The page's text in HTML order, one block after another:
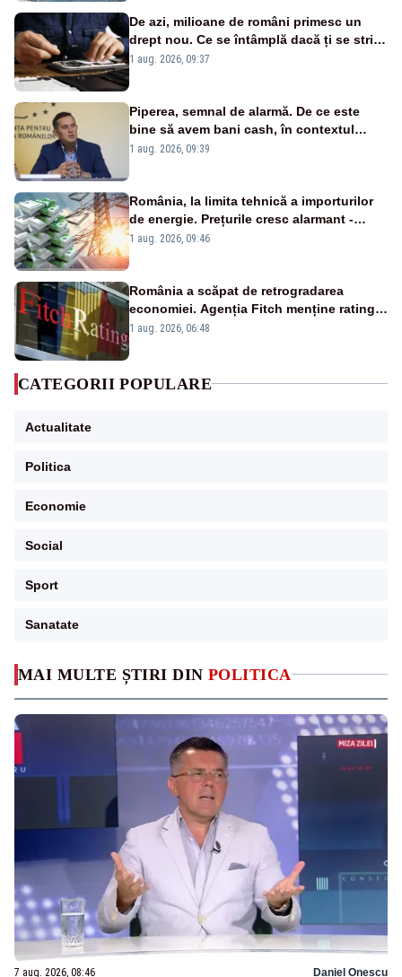
MAI MULTE ȘTIRI DIN POLITICA
7 aug. 2026, 08:46 Daniel Onescu
De azi, milioane de români primesc un
drept nou. Ce se întâmplă dacă ți se strică
un produs
1 aug. 2026, 09:37
Piperea, semnal de alarmă. De ce este
bine să avem bani cash, în contextul
alertei energetice?
1 aug. 2026, 09:39
România, la limita tehnică a importurilor
de energie. Prețurile cresc alarmant -
Analiză Realitatea Plus
1 aug. 2026, 09:46
România a scăpat de retrogradarea
economiei. Agenția Fitch menține ratingul
„BBB-” cu perspectivă negativă
1 aug. 2026, 06:48
CATEGORII POPULARE
Actualitate
Politica
Economie
Social
Sport
Sanatate